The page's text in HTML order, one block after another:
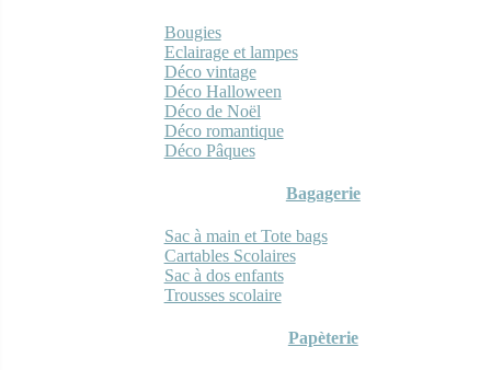
Bougies
Eclairage et lampes
Déco vintage
Déco Halloween
Déco de Noël
Déco romantique
Déco Pâques
Bagagerie
Sac à main et Tote bags
Cartables Scolaires
Sac à dos enfants
Trousses scolaire
Papèterie